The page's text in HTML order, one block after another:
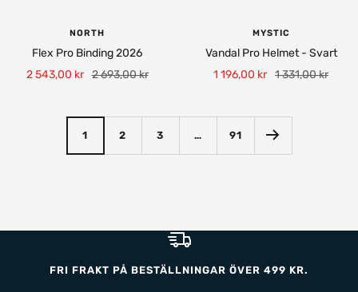
NORTH
Flex Pro Binding 2026
Rea-
2 543,00 kr Pris
2 693,00 kr
MYSTIC
Vandal Pro Helmet - Svart
Rea-
1 196,00 kr Pris
1 331,00 kr
1 2 3 … 91
FRI FRAKT PÅ BESTÄLLNINGAR ÖVER 499 KR.